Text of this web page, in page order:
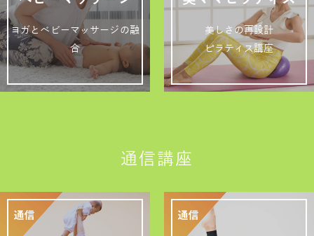
ヨガとベビーマッサージの融
合
美しさの再設計
ピラティス講座
通信講座